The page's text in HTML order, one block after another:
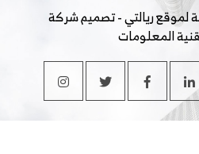
لموقعريالتي- تصميم شركة
المعلومات